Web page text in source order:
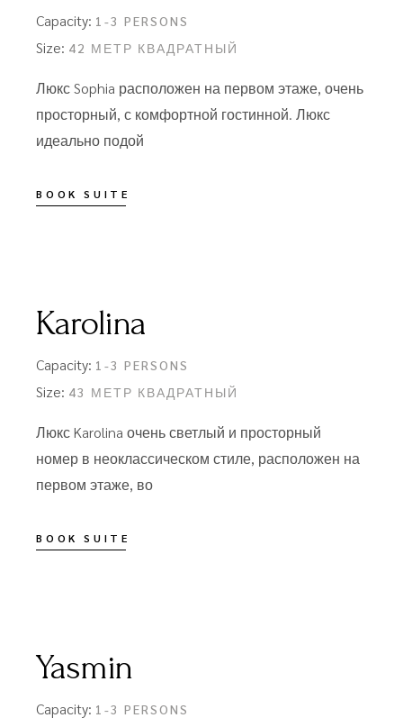
Capacity: 1-3 PERSONS
Size: 42 МЕТР КВАДРАТНЫЙ
Люкс Sophia расположен на первом этаже, очень
просторный, с комфортной гостинной. Люкс
идеально подой
BOOK SUITE
Karolina
Capacity: 1-3 PERSONS
Size: 43 МЕТР КВАДРАТНЫЙ
Люкс Karolina очень светлый и просторный
номер в неоклассическом стиле, расположен на
первом этаже, во
BOOK SUITE
Yasmin
Capacity: 1-3 PERSONS